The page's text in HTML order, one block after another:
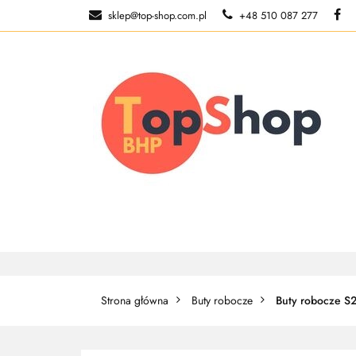
sklep@top-shop.com.pl +48 510 087 277
ODZIEŻ ROBOCZA
Strona główna Buty robocze Buty robocze S2